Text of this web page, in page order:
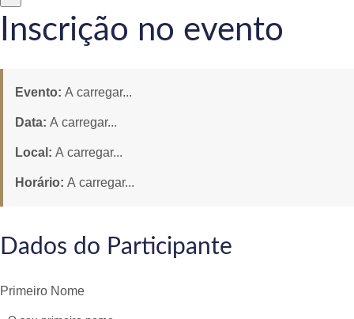
Inscrição no evento
Evento: A carregar...
Data: A carregar...
Local: A carregar...
Horário: A carregar...
Dados do Participante
Primeiro Nome